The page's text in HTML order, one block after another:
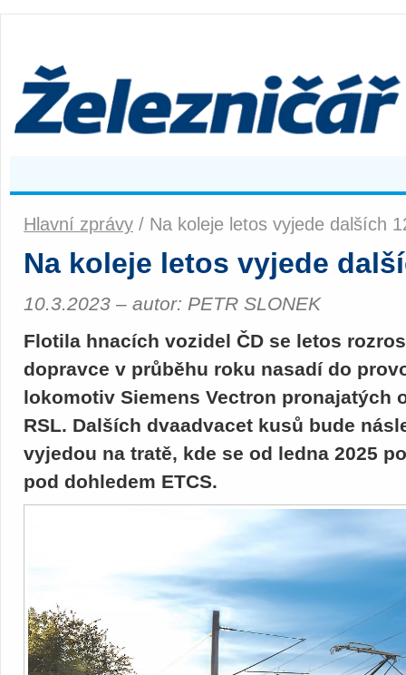
Hlavní zprávy / Na koleje letos vyjede dalších
Na koleje letos vyjede
10.3.2023 – autor: PETR SLONEK
Flotila hnacích vozidel ČD se letos
dopravce v průběhu roku nasadí do
lokomotiv Siemens Vectron pronajatých
RSL. Dalších dvaadvacet kusů bude
vyjedou na tratě, kde se od ledna 2025
pod dohledem ETCS.